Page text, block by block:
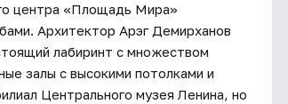
центра «Площадь Мира»
Архитектор Арэг Демирханов
лабиринт с множеством
залы с высокими потолками и
Центрального музея Ленина, но